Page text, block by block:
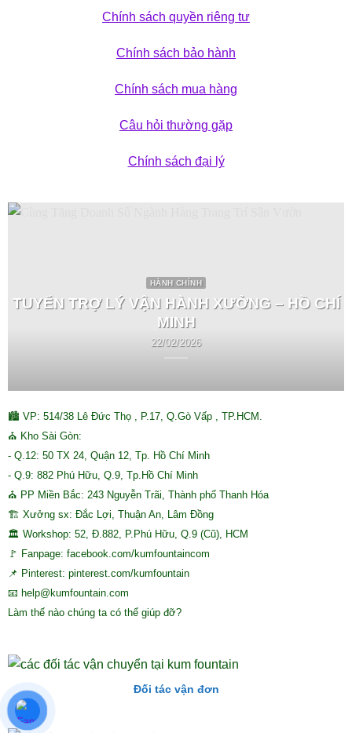
Chính sách quyền riêng tư
Chính sách bảo hành
Chính sách mua hàng
Câu hỏi thường gặp
Chính sách đại lý
HÀNH CHÍNH
TUYỂN TRỢ LÝ VẬN HÀNH XƯỞNG – HỒ CHÍ
MINH
22/02/2026
🏙 VP: 514/38 Lê Đức Thọ , P.17, Q.Gò Vấp , TP.HCM.
⛪ Kho Sài Gòn:
- Q.12: 50 TX 24, Quận 12, Tp. Hồ Chí Minh
- Q.9: 882 Phú Hữu, Q.9, Tp.Hồ Chí Minh
⛪ PP Miền Bắc: 243 Nguyễn Trãi, Thành phố Thanh Hóa
🏗 Xưởng sx: Đắc Lợi, Thuận An, Lâm Đồng
🏛 Workshop: 52, Đ.882, P.Phú Hữu, Q.9 (Cũ), HCM
🚩 Fanpage: facebook.com/kumfountaincom
📌 Pinterest: pinterest.com/kumfountain
📧 help@kumfountain.com
Làm thế nào chúng ta có thể giúp đỡ?
Đối tác vận đơn